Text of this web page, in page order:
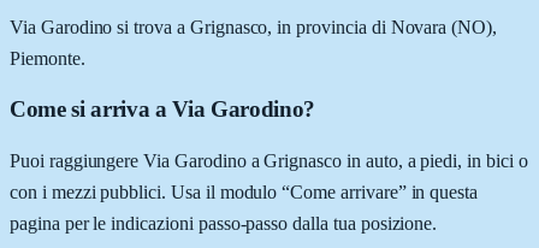
Via Garodino si trova a Grignasco, in provincia di Novara (NO),
Piemonte.
Come si arriva a Via Garodino?
Puoi raggiungere Via Garodino a Grignasco in auto, a piedi, in bici o
con i mezzi pubblici. Usa il modulo “Come arrivare” in questa
pagina per le indicazioni passo-passo dalla tua posizione.